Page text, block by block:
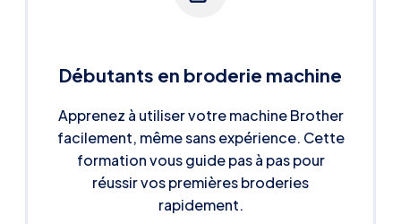
Débutants en broderie machine
Apprenez à utiliser votre machine Brother
facilement, même sans expérience. Cette
formation vous guide pas à pas pour
réussir vos premières broderies
rapidement.